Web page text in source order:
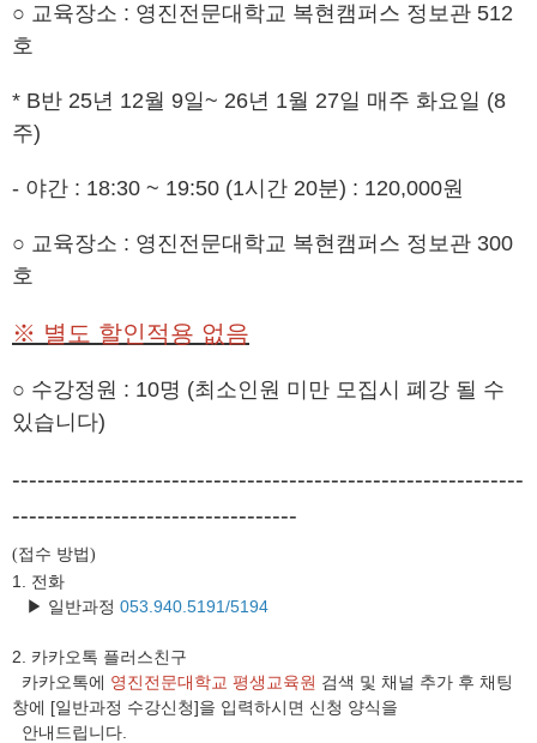
○ 교육장소 : 영진전문대학교 복현캠퍼스 정보관 512
호
* B반 25년 12월 9일~ 26년 1월 27일 매주 화요일 (8
주)
- 야간 : 18:30 ~ 19:50 (1시간 20분) : 120,000원
○ 교육장소 : 영진전문대학교 복현캠퍼스 정보관 300
호
※ 별도 할인적용 없음
○ 수강정원 : 10명 (최소인원 미만 모집시 폐강 될 수
있습니다)
-------------------------------------------------------------
----------------------------------
(접수 방법)
1. 전화
▶ 일반과정 053.940.5191/5194
2. 카카오톡 플러스친구
카카오톡에 영진전문대학교 평생교육원 검색 및 채널 추가 후 채팅
창에 [일반과정 수강신청]을 입력하시면 신청 양식을
안내드립니다.